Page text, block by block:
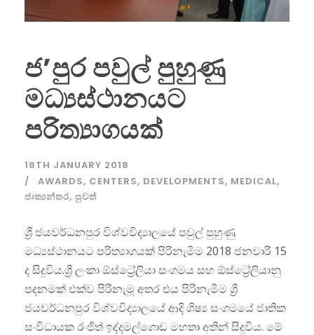
ජ’පුර පවුල් පුහුණු
මධ්‍යස්ථානයට
පරිත්‍යාගයක්
18TH JANUARY 2018
AWARDS, CENTERS, DEVELOPMENTS, MEDICAL,
ජාත්‍යන්තර, පුවත්
ශ්‍රී ජයවර්ධනපුර විශ්වවිද්‍යාලයේ පවුල් පුහුණු
මධ්‍යස්ථානයට පරිත්‍යාගයක් පිරිනැමීම 2018 ජනවාරි 15
ද සිදුවිය.ශ්‍රී ලංකා ඕස්ට්‍රේලියා සංගමය සහ ඕස්ට්‍රේලියානු
පදනමක් එක්ව පිරිනැමූ අතර එය පිරිනැමීම ශ්‍රී
ජයවර්ධනපුර විශ්වවිද්‍යාලයේ ආදි ශිෂ්‍ය සංගමයේ ජාතික
සංවිධායක රංජිත් ඉද්දමල්ගොඩ මහතා අතින් සිදුවිය. මේ